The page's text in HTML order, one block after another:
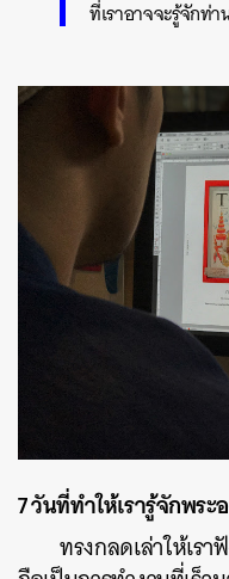
ที่เราอาจจะรู้จักท่
7 วันที่ทำให้เรารู้จักพร
ทรงกลดเล่าให้เร